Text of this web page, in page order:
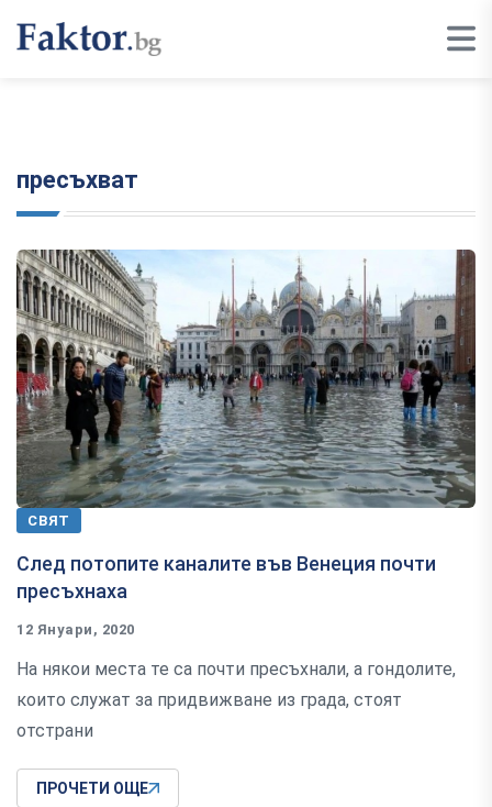
пресъхват
СВЯТ
След потопите каналите във Венеция почти
пресъхнаха
12 Януари, 2020
На някои места те са почти пресъхнали, а гондолите,
които служат за придвижване из града, стоят
отстрани
ПРОЧЕТИ ОЩЕ